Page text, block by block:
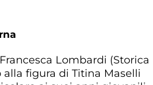
Lombardi (Storica
alla figura di Titina Maselli